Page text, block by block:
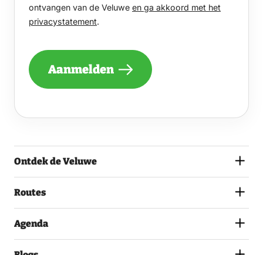
GRAAG
PER
EEN
ONTVANGEN
EN
HET
ontvangen van de Veluwe en ga akkoord met het
privacystatement.
Aanmelden
Ontdek de Veluwe
Routes
Agenda